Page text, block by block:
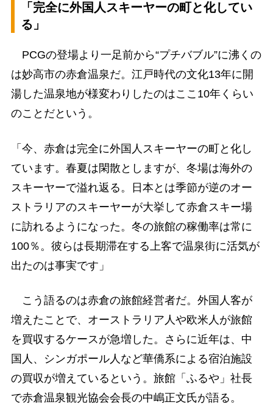
「完全に外国人スキーヤーの町と化してい
る」
PCGの登場より一足前から“プチバブル”に沸くの
は妙高市の赤倉温泉だ。江戸時代の文化13年に開
湯した温泉地が様変わりしたのはここ10年くらい
のことだという。
「今、赤倉は完全に外国人スキーヤーの町と化し
ています。春夏は閑散としますが、冬場は海外の
スキーヤーで溢れ返る。日本とは季節が逆のオー
ストラリアのスキーヤーが大挙して赤倉スキー場
に訪れるようになった。冬の旅館の稼働率は常に
100％。彼らは長期滞在する上客で温泉街に活気が
出たのは事実です」
こう語るのは赤倉の旅館経営者だ。外国人客が
増えたことで、オーストラリア人や欧米人が旅館
を買収するケースが急増した。さらに近年は、中
国人、シンガポール人など華僑系による宿泊施設
の買収が増えているという。旅館「ふるや」社長
で赤倉温泉観光協会会長の中嶋正文氏が語る。